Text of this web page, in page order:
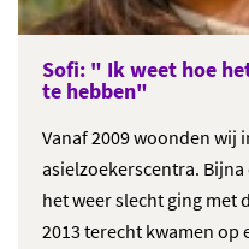
Sofi: " Ik weet hoe
te hebben"
Vanaf 2009 woonden wij
asielzoekerscentra.
het weer slecht ging met
2013 terecht kwamen op